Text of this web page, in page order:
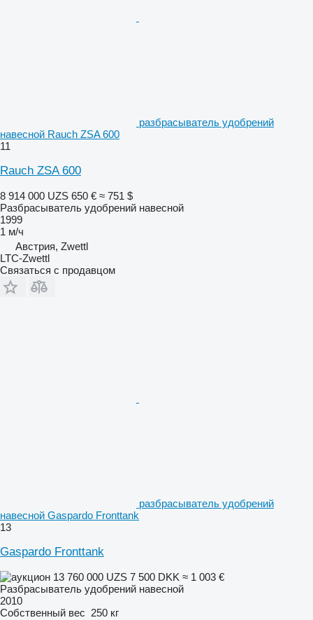
разбрасыватель удобрений
навесной Rauch ZSA 600
11
Rauch ZSA 600
8 914 000 UZS 650 € ≈ 751 $
Разбрасыватель удобрений навесной
1999
1 м/ч
Австрия, Zwettl
LTC-Zwettl
Связаться с продавцом
разбрасыватель удобрений
навесной Gaspardo Fronttank
13
Gaspardo Fronttank
13 760 000 UZS 7 500 DKK ≈ 1 003 €
Разбрасыватель удобрений навесной
2010
Собственный вес 250 кг